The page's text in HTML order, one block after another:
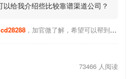
给我介绍些比较靠谱渠道公司？
，加官微了解，希望可以帮到你！
73466 人阅读